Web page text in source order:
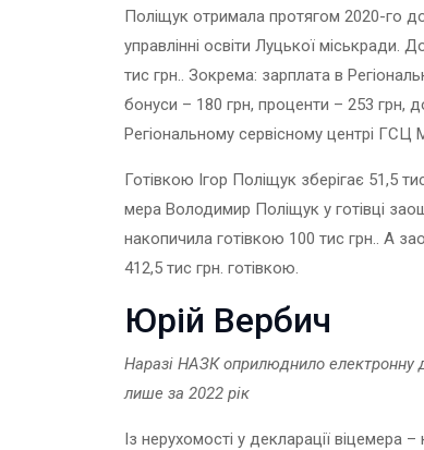
Поліщук отримала протягом 2020-го
управлінні освіти Луцької
тис грн.. Зокрема: зарплата в
бонуси – 180 грн, проценти – 253 грн,
Регіональному сервісному центрі ГСЦ
Готівкою Ігор Поліщук зберігає 51,5
мера Володимир Поліщук у готівці
накопичила готівкою 100 тис грн.. А
412,5 тис грн. готівкою.
Юрій Вербич
Наразі НАЗК оприлюднило електронну
лише за 2022 рік
Із нерухомості у декларації віцемера